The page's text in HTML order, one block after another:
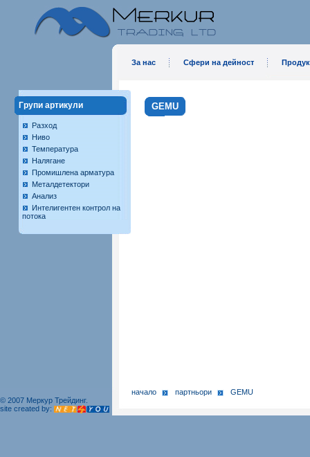
За нас Сфери на дейност
Групи артикули
Разход
Ниво
Температура
Налягане
Промишлена арматура
Металдетектори
Анализ
Интелигентен контрол на
потока
GEMU
начало партньори
GEMU
© 2007 Меркур Трейдинг.
site created by: